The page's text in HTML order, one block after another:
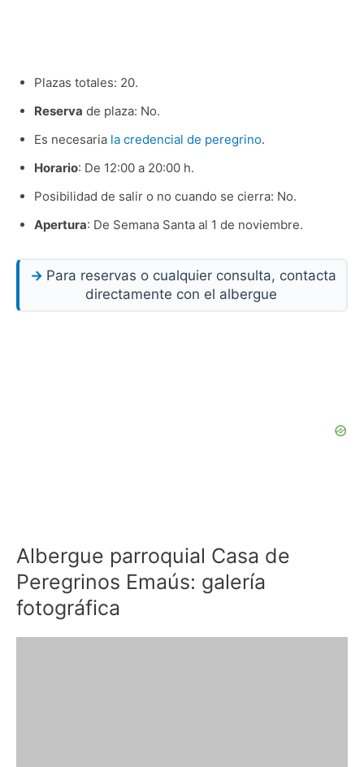
Plazas totales: 20.
Reserva de plaza: No.
Es necesaria la credencial de peregrino.
Horario: De 12:00 a 20:00 h.
Posibilidad de salir o no cuando se cierra: No.
Apertura: De Semana Santa al 1 de noviembre.
Para reservas o cualquier consulta, contacta
directamente con el albergue
Albergue parroquial Casa de
Peregrinos Emaús: galería
fotográfica